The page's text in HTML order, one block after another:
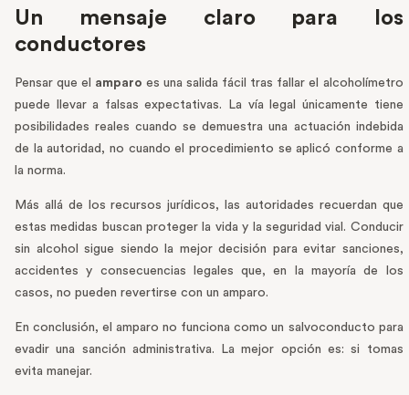
Un mensaje claro para los
conductores
Pensar que el amparo es una salida fácil tras fallar el alcoholímetro
puede llevar a falsas expectativas. La vía legal únicamente tiene
posibilidades reales cuando se demuestra una actuación indebida
de la autoridad, no cuando el procedimiento se aplicó conforme a
la norma.
Más allá de los recursos jurídicos, las autoridades recuerdan que
estas medidas buscan proteger la vida y la seguridad vial. Conducir
sin alcohol sigue siendo la mejor decisión para evitar sanciones,
accidentes y consecuencias legales que, en la mayoría de los
casos, no pueden revertirse con un amparo.
En conclusión, el amparo no funciona como un salvoconducto para
evadir una sanción administrativa. La mejor opción es: si tomas
evita manejar.